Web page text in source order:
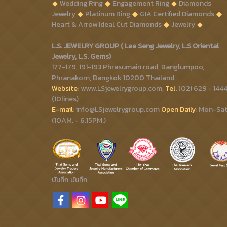
Wedding Ring Engagement Ring
Diamonds
Jewelry
Platinum Ring
GIA Certified Diamonds
Heart & Arrow Ideal Cut Diamonds
Jewelry
L.S. JEWELRY GROUP ( Lee Seng Jewelry, L.S Oriental
Jewelry, L.S. Gems)
177-179, 191-193 Phrasumain road, Banglumpoo,
Phranakorn, Bangkok 10200 Thailand
Website:www.LSjewelrygroup.com, Tel.(02) 629 - 1444
(10lines)
E-mail:info@LSjewelrygroup.comOpen Daily:Mon-Sat
(10AM. - 6.15PM.)
บันทึก บันทึก